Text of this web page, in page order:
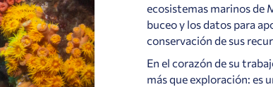
ecosistemas marinos de
buceo y los datos para
conservación de sus
En el corazón de su
más que exploración: es